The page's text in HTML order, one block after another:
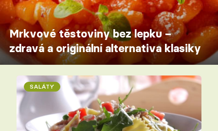
Mrkvové těstoviny bez lepku –
zdravá a originální alternativa klasiky
SALÁTY